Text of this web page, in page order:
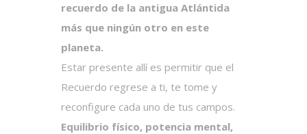
recuerdo de la antigua Atlántida
más que ningún otro en este
planeta.
Estar presente allí es permitir que el
Recuerdo regrese a ti, te tome y
reconfigure cada uno de tus campos.
Equilibrio físico, potencia mental,